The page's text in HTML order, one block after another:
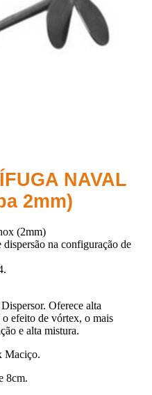
NAVAL
2mm)
(2mm)
na configuração de
Oferece alta
efeito de vórtex, o mais
e alta mistura.
Maciço.
8cm.